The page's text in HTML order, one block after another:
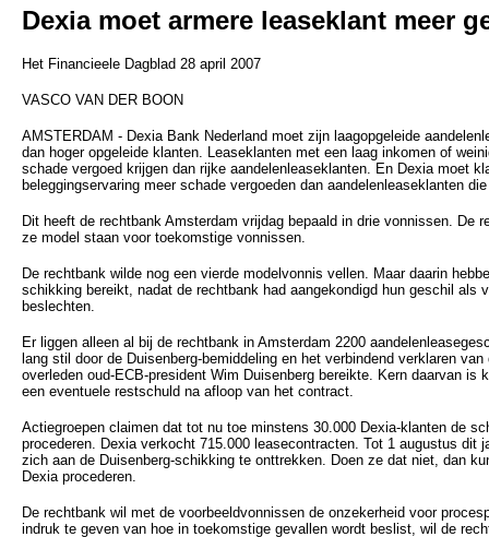
Dexia moet armere leaseklant meer
Het Financieele Dagblad 28 april 2007
VASCO VAN DER BOON
AMSTERDAM - Dexia Bank Nederland moet zijn laagopgeleide
dan hoger opgeleide klanten. Leaseklanten met een laag inkomen of
schade vergoed krijgen dan rijke aandelenleaseklanten. En Dexia moet
beleggingservaring meer schade vergoeden dan aandelenleaseklanten
Dit heeft de rechtbank Amsterdam vrijdag bepaald in drie vonnissen. De
ze model staan voor toekomstige vonnissen.
De rechtbank wilde nog een vierde modelvonnis vellen. Maar daarin
schikking bereikt, nadat de rechtbank had aangekondigd hun geschil als
beslechten.
Er liggen alleen al bij de rechtbank in Amsterdam 2200
lang stil door de Duisenberg-bemiddeling en het verbindend verklaren
overleden oud-ECB-president Wim Duisenberg bereikte. Kern daarvan is
een eventuele restschuld na afloop van het contract.
Actiegroepen claimen dat tot nu toe minstens 30.000 Dexia-klanten de
procederen. Dexia verkocht 715.000 leasecontracten. Tot 1 augustus dit
zich aan de Duisenberg-schikking te onttrekken. Doen ze dat niet, dan
Dexia procederen.
De rechtbank wil met de voorbeeldvonnissen de onzekerheid voor
indruk te geven van hoe in toekomstige gevallen wordt beslist, wil de